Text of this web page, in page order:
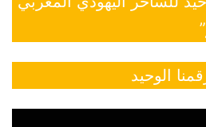
”
الوحيد